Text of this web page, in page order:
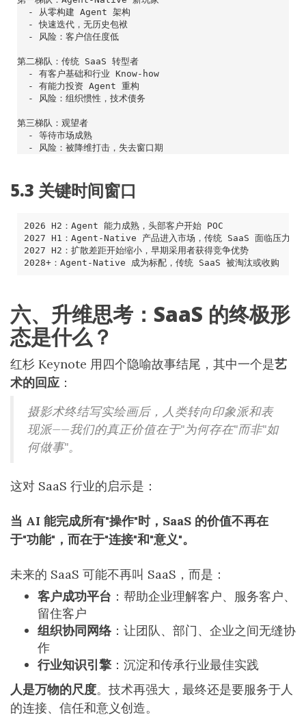
5.3 关键时间窗口
2027 H2：扩散差距开始缩小，早期采用者获得竞争优势
六、升维思考：SaaS 的终极形
态是什么？
红杉 Keynote 用四个隐喻故事结尾，其中一个是艺
术的回应 ：
摄影术终结写实绘画后，人类转向印象派和表
现派——我们的真正价值在于"为何存在"而非"如
何做事"。
这对 SaaS 行业的启示是：
当 AI 能完成所有"操作"时，SaaS 的价值不再在
于"功能"，而在于"连接"和"意义"。
未来的 SaaS 可能不再叫 SaaS，而是：
客户成功平台 ：帮助企业理解客户、服务客户、
留住客户
组织协同网络：让团队、部门、企业之间无缝协
作
行业知识引擎：沉淀和传承行业最佳实践
人是万物的尺度。技术再强大，最终还是要服务于人
的连接、信任和意义创造。